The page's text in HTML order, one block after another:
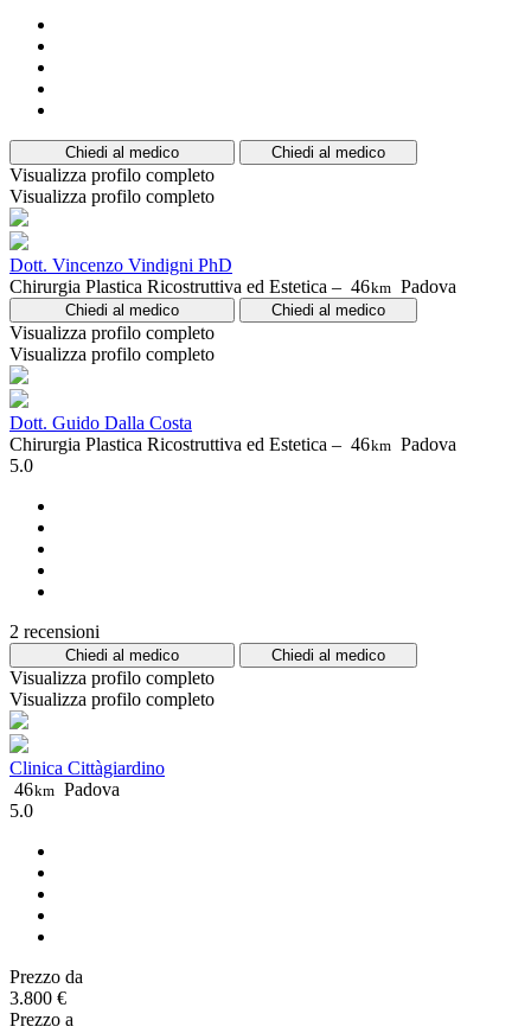
Chiedi al medico Chiedi al medico
Visualizza profilo completo
Visualizza profilo completo
Dott. Vincenzo Vindigni PhD
Chirurgia Plastica Ricostruttiva ed Estetica – 46km Padova
Chiedi al medico Chiedi al medico
Visualizza profilo completo
Visualizza profilo completo
Dott. Guido Dalla Costa
Chirurgia Plastica Ricostruttiva ed Estetica – 46km Padova
5.0
2 recensioni
Chiedi al medico Chiedi al medico
Visualizza profilo completo
Visualizza profilo completo
Clinica Cittàgiardino
46km Padova
5.0
Prezzo da
3.800 €
Prezzo a